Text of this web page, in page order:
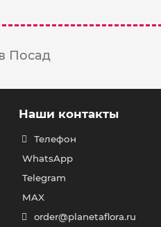
Посад
Наши контакты
Телефон
WhatsApp
Telegram
MAX
order@planetaflora.ru